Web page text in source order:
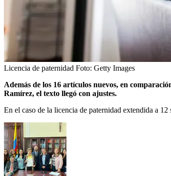
Licencia de paternidad Foto: Getty Images
Además de los 16 artículos nuevos, en
Ramírez, el texto llegó con ajustes.
En el caso de la licencia de paternidad extendida a